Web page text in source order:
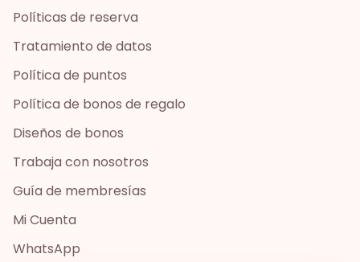
Políticas de reserva
Tratamiento de datos
Política de puntos
Política de bonos de regalo
Diseños de bonos
Trabaja con nosotros
Guía de membresías
Mi Cuenta
WhatsApp